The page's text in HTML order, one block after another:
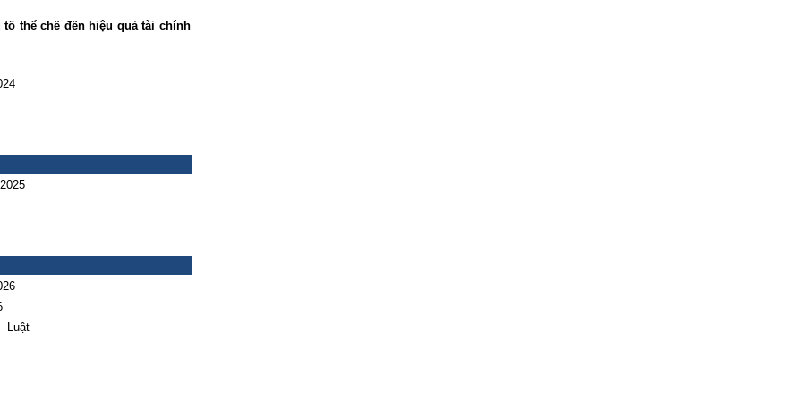
thể chế đến hiệu quả tài chính
Luật